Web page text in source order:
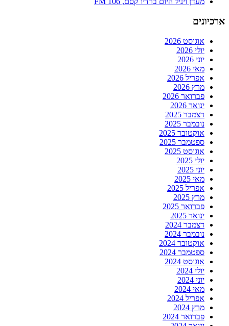
ארכיונים
אוגוסט 2026
יולי 2026
יוני 2026
מאי 2026
אפריל 2026
מרץ 2026
פברואר 2026
ינואר 2026
דצמבר 2025
נובמבר 2025
אוקטובר 2025
ספטמבר 2025
אוגוסט 2025
יולי 2025
יוני 2025
מאי 2025
אפריל 2025
מרץ 2025
פברואר 2025
ינואר 2025
דצמבר 2024
נובמבר 2024
אוקטובר 2024
ספטמבר 2024
אוגוסט 2024
יולי 2024
יוני 2024
מאי 2024
אפריל 2024
מרץ 2024
פברואר 2024